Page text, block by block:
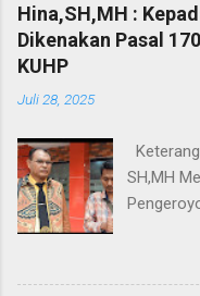
Hina,SH,MH :
Dikenakan Pasal
KUHP
Juli 28, 2025
SH,MH
masing